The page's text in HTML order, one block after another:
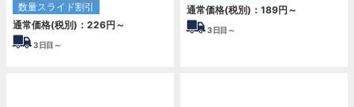
数量スライド割引
通常価格(税別)： 226円 ～
3日目～
通常価格(税別)： 189円 ～
3日目～